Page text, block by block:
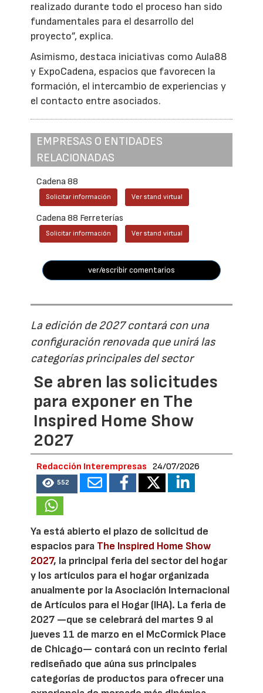
realizado durante todo el proceso han sido
fundamentales para el desarrollo del
proyecto”, explica.
Asimismo, destaca iniciativas como Aula88
y ExpoCadena, espacios que favorecen la
formación, el intercambio de experiencias y
el contacto entre asociados.
EMPRESAS O ENTIDADES
RELACIONADAS
Cadena 88
Solicitar información Ver stand virtual
Cadena 88 Ferreterías
Solicitar información Ver stand virtual
ver/escribir comentarios
La edición de 2027 contará con una
configuración renovada que unirá las
categorías principales del sector
Se abren las solicitudes
para exponer en The
Inspired Home Show
2027
Redacción Interempresas 24/07/2026
552
Ya está abierto el plazo de solicitud de
espacios para The Inspired Home Show
2027, la principal feria del sector del hogar
y los artículos para el hogar organizada
anualmente por la Asociación Internacional
de Artículos para el Hogar (IHA). La feria de
2027 —que se celebrará del martes 9 al
jueves 11 de marzo en el McCormick Place
de Chicago— contará con un recinto ferial
rediseñado que aúna sus principales
categorías de productos para ofrecer una